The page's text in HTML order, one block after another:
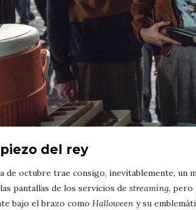
del rey
de octubre trae consigo, inevitablemente,
pantallas de los servicios de streaming, pero
bajo el brazo como Halloween y su